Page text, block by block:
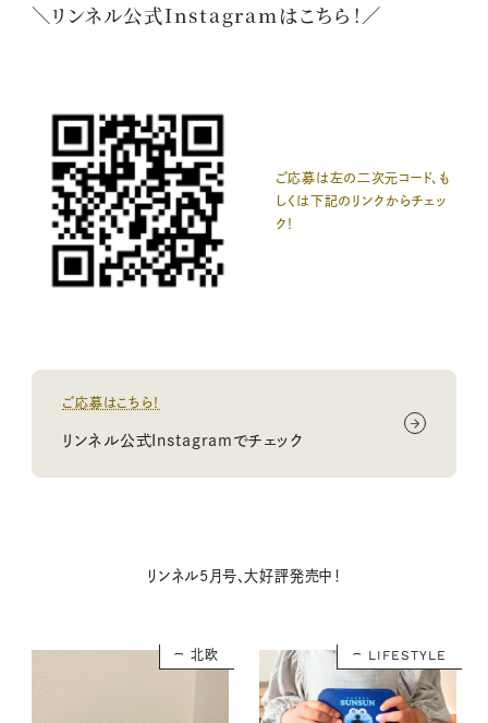
＼リンネル公式Instagramはこちら！／
ご応募は左の二次元コード、も
しくは下記のリンクからチェッ
ク！
ご応募はこちら！
リンネル公式Instagramでチェック
リンネル5月号、大好評発売中！
北欧 LIFESTYLE